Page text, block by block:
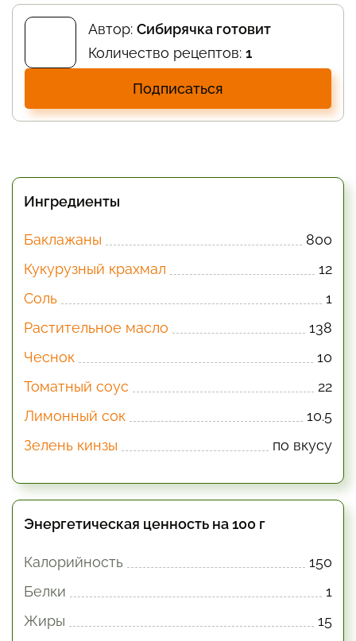
Автор: Сибирячка готовит
Количество рецептов: 1
Подписаться
Ингредиенты
Баклажаны
800
Кукурузный крахмал
12
Соль
1
Растительное масло
138
Чеснок
10
Томатный соус
22
Лимонный сок
10.5
Зелень кинзы
по вкусу
Энергетическая ценность на 100 г
Калорийность
150
Белки
1
Жиры
15